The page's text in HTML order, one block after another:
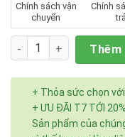
Chính sách vận
chuyển
Chính
trả
Số lượng Thêm
+ Thỏa sức chọn
+ ƯU ĐÃI T7 TỚI 20%
Sản phẩm của